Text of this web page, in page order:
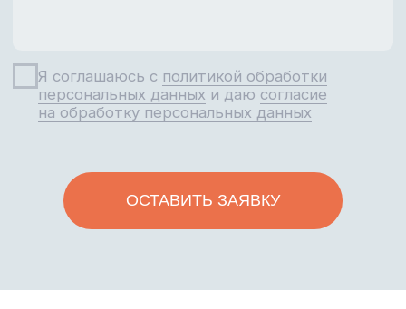
@2022-2026 Все права защищены
Договор оферты
Сведения об организации МК ИБС
ИНН 5 903 160 822
ОГРН 1 245 900 011 367